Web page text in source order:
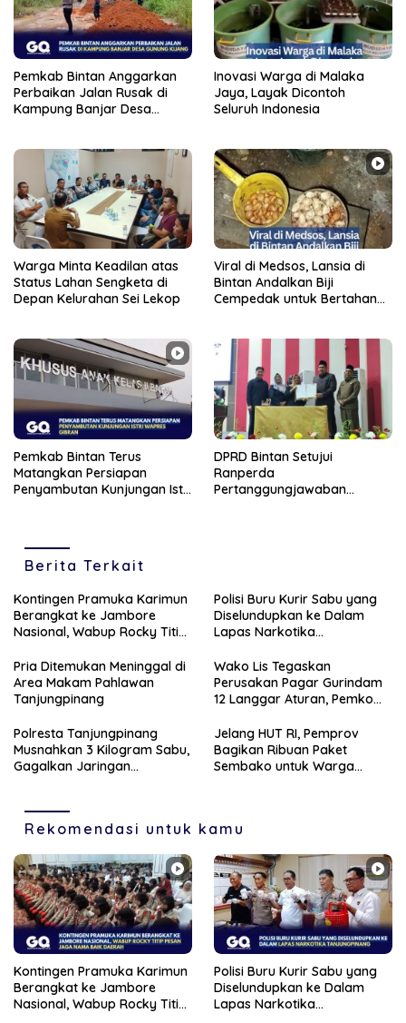
Pemkab Bintan Anggarkan
Perbaikan Jalan Rusak di
Kampung Banjar Desa
Inovasi Warga di Malaka
Jaya, Layak Dicontoh
Seluruh Indonesia
Warga Minta Keadilan atas
Status Lahan Sengketa di
Depan Kelurahan Sei Lekop
Viral di Medsos, Lansia di
Bintan Andalkan Biji
Cempedak untuk Bertahan
Pemkab Bintan Terus
Matangkan Persiapan
Penyambutan Kunjungan Istri
DPRD Bintan Setujui
Ranperda
Pertanggungjawaban
Berita Terkait
Kontingen Pramuka Karimun
Berangkat ke Jambore
Nasional, Wabup Rocky Titip
Daerah
Polisi Buru Kurir Sabu yang
Diselundupkan ke Dalam
Lapas Narkotika
Pria Ditemukan Meninggal di
Area Makam Pahlawan
Tanjungpinang
Wako Lis Tegaskan
Perusakan Pagar Gurindam
12 Langgar Aturan, Pemko
Polresta Tanjungpinang
Musnahkan 3 Kilogram Sabu,
Gagalkan Jaringan
Jelang HUT RI, Pemprov
Bagikan Ribuan Paket
Sembako untuk Warga
Rekomendasi untuk kamu
Kontingen Pramuka Karimun
Berangkat ke Jambore
Nasional, Wabup Rocky Titip
Polisi Buru Kurir Sabu yang
Diselundupkan ke Dalam
Lapas Narkotika